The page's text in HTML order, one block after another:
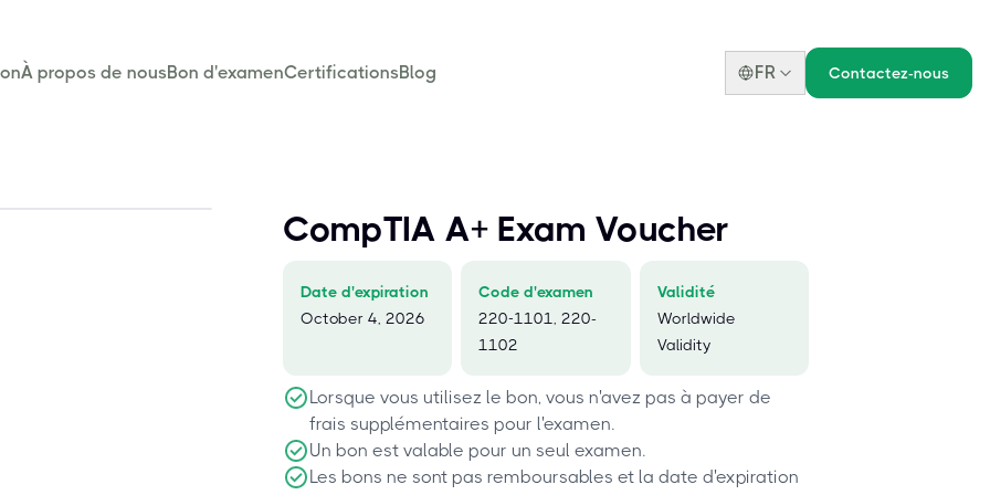
À propos de nousBon d'examenCertificationsBlog FR Contactez-nous
CompTIA A+ Exam Voucher
Date d'expiration
October 4, 2026
Code d'examen
220-1101, 220-
1102
Validité
Worldwide
Validity
Lorsque vous utilisez le bon, vous n'avez pas à payer de
frais supplémentaires pour l'examen.
Un bon est valable pour un seul examen.
Les bons ne sont pas remboursables et la date d'expiration